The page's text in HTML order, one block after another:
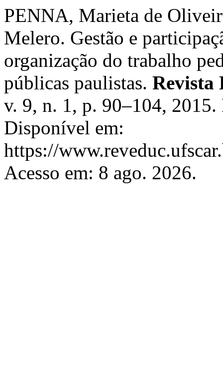
PENNA, Marieta de
Melero. Gestão e
organização do trabalho
públicas paulistas. Revista
v. 9, n. 1, p. 90–104,
Disponível em:
https://
Acesso em: 8 ago. 2026.